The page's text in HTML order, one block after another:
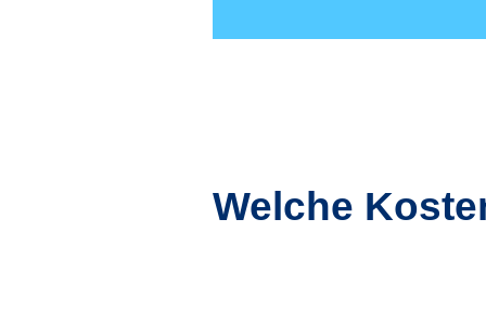
Welche